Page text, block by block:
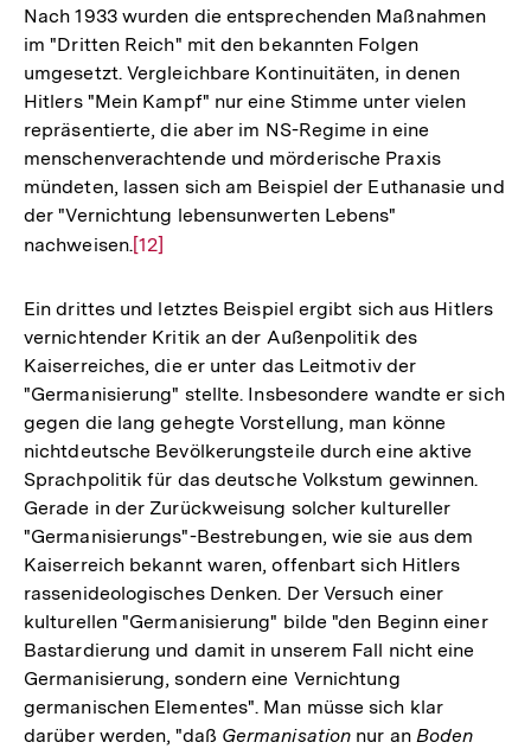
Nach 1933 wurden die entsprechenden Maßnahmen
im "Dritten Reich" mit den bekannten Folgen
umgesetzt. Vergleichbare Kontinuitäten, in denen
Hitlers "Mein Kampf" nur eine Stimme unter vielen
repräsentierte, die aber im NS-Regime in eine
menschenverachtende und mörderische Praxis
mündeten, lassen sich am Beispiel der Euthanasie und
der "Vernichtung lebensunwerten Lebens"
nachweisen.Zur
der
Fußnote
[12]
Ein drittes und letztes Beispiel ergibt sich aus Hitlers
vernichtender Kritik an der Außenpolitik des
Kaiserreiches, die er unter das Leitmotiv der
"Germanisierung" stellte. Insbesondere wandte er sich
gegen die lang gehegte Vorstellung, man könne
nichtdeutsche Bevölkerungsteile durch eine aktive
Sprachpolitik für das deutsche Volkstum gewinnen.
Gerade in der Zurückweisung solcher kultureller
"Germanisierungs"-Bestrebungen, wie sie aus dem
Kaiserreich bekannt waren, offenbart sich Hitlers
rassenideologisches Denken. Der Versuch einer
kulturellen "Germanisierung" bilde "den Beginn einer
Bastardierung und damit in unserem Fall nicht eine
Germanisierung, sondern eine Vernichtung
germanischen Elementes". Man müsse sich klar
darüber werden, "daß Germanisation nur an Boden